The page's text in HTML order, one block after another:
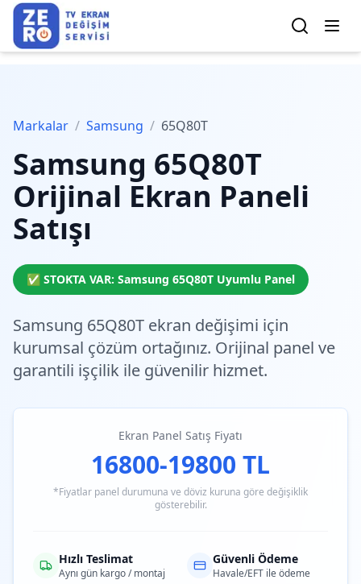
Markalar / Samsung / 65Q80T
Samsung 65Q80T
Orijinal Ekran Paneli
Satışı
✅ STOKTA VAR: Samsung 65Q80T Uyumlu Panel
Samsung 65Q80T ekran değişimi için
kurumsal çözüm ortağınız. Orijinal panel ve
garantili işçilik ile güvenilir hizmet.
Ekran Panel Satış Fiyatı
16800-19800 TL
*Fiyatlar panel durumuna ve döviz kuruna göre değişiklik
gösterebilir.
Hızlı Teslimat
Aynı gün kargo / montaj
Güvenli Ödeme
Havale/EFT ile ödeme